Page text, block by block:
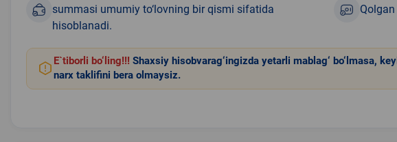
summasi umumiy to‘lovning bir qismi sifatida
hisoblanadi.
E`tiborli bo‘ling!!! Shaxsiy hisobvarag‘ingizda yetarli mablag‘ bo‘lmasa,
narx taklifini bera olmaysiz.